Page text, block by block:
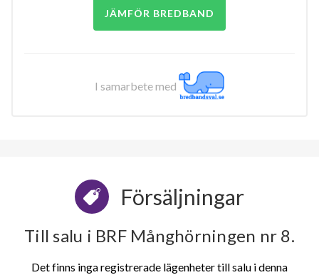
JÄMFÖR BREDBAND
I samarbete med
Försäljningar
Till salu i BRF Månghörningen nr 8.
Det finns inga registrerade lägenheter till salu i denna